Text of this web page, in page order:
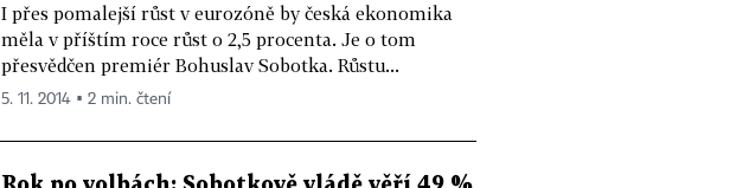
I přes pomalejší růst v eurozóně by česká ekonomika
měla v příštím roce růst o 2,5 procenta. Je o tom
přesvědčen premiér Bohuslav Sobotka. Růstu...
5. 11. 2014 ▪ 2 min. čtení